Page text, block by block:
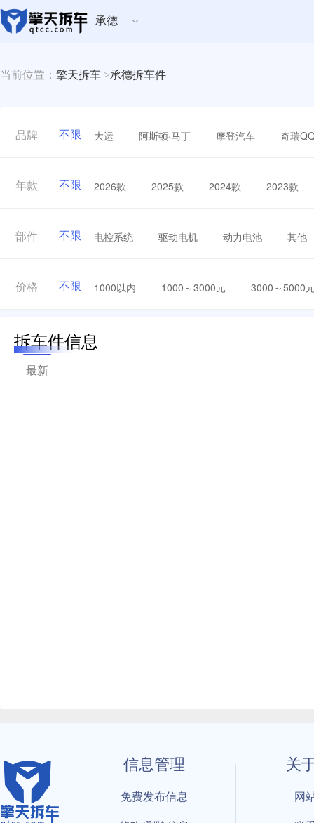
承德
当前位置： 擎天拆车 >承德拆车件
品牌 不限 大运 阿斯顿·马丁 摩登汽车 奇瑞
年款 不限 2026款 2025款 2024款 2023款
部件 不限 电控系统 驱动电机 动力电池 其他
价格 不限 1000以内 1000～3000元 3000～5000
拆车件信息
最新
信息管理
免费发布信息
关
网